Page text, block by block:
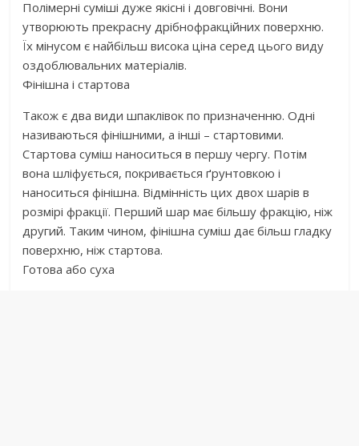
Полімерні суміші дуже якісні і довговічні. Вони
утворюють прекрасну дрібнофракційних поверхню.
Їх мінусом є найбільш висока ціна серед цього виду
оздоблювальних матеріалів.
Фінішна і стартова
Також є два види шпаклівок по призначенню. Одні
називаються фінішними, а інші – стартовими.
Стартова суміш наноситься в першу чергу. Потім
вона шліфується, покривається ґрунтовкою і
наноситься фінішна. Відмінність цих двох шарів в
розмірі фракції. Перший шар має більшу фракцію, ніж
другий. Таким чином, фінішна суміш дає більш гладку
поверхню, ніж стартова.
Готова або суха